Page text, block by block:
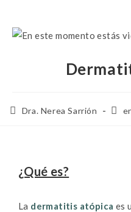
Dra. Nerea Sarrión
¿Qué es?
La dermatitis atópica es